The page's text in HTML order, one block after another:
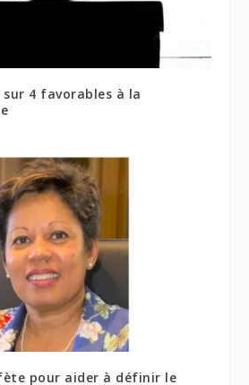
sur 4 favorables à la
pour aider à définir le